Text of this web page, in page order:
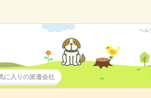
ヘル
に入りの派遣会社